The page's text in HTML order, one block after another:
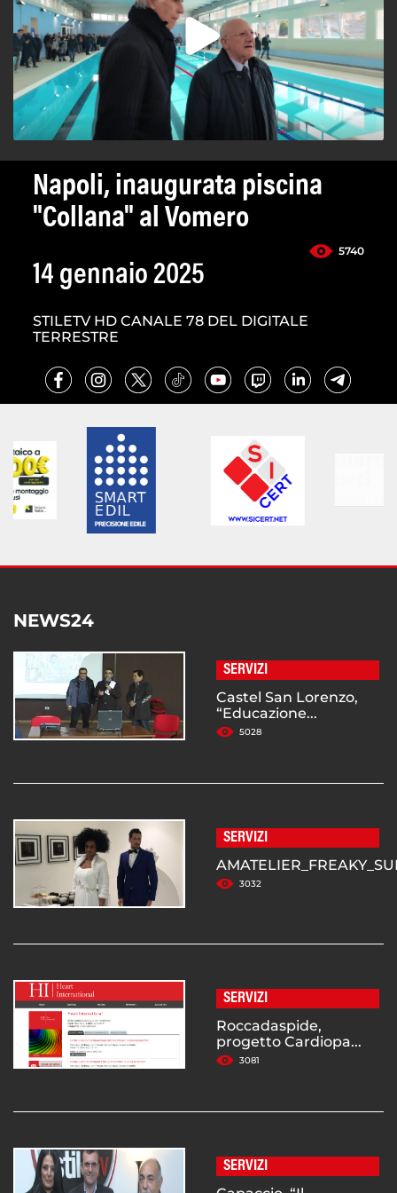
Napoli, inaugurata piscina
"Collana" al Vomero
5740
14 gennaio 2025
STILETV HD CANALE 78 DEL DIGITALE
TERRESTRE
NEWS24
SERVIZI
Castel San Lorenzo,
“Educazione...
5028
SERVIZI
3032
SERVIZI
Roccadaspide,
progetto Cardiopa...
3081
SERVIZI